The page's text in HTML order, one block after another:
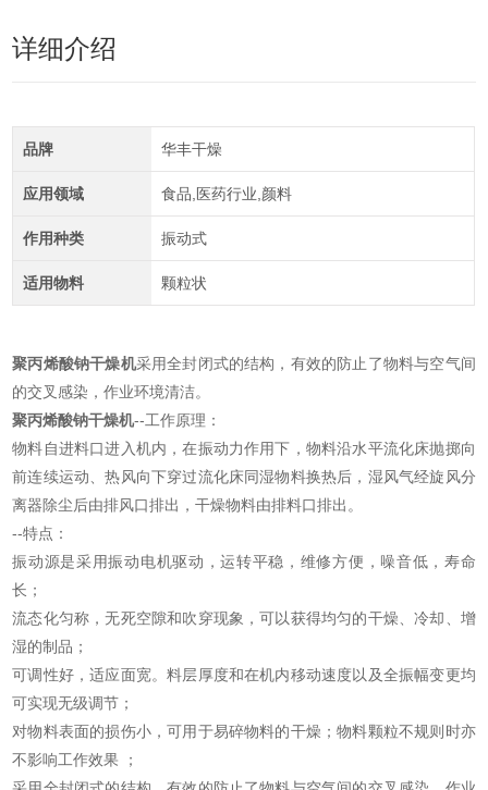
详细介绍
品牌 华丰干燥
应用领域 食品,医药行业,颜料
作用种类 振动式
适用物料 颗粒状
聚丙烯酸钠干燥机采用全封闭式的结构，有效的防止了物料与空气间
的交叉感染，作业环境清洁。
聚丙烯酸钠干燥机--工作原理：
物料自进料口进入机内，在振动力作用下，物料沿水平流化床抛掷向
前连续运动、热风向下穿过流化床同湿物料换热后，湿风气经旋风分
离器除尘后由排风口排出，干燥物料由排料口排出。
--特点：
振动源是采用振动电机驱动，运转平稳，维修方便，噪音低，寿命
长；
流态化匀称，无死空隙和吹穿现象，可以获得均匀的干燥、冷却、增
湿的制品；
可调性好，适应面宽。料层厚度和在机内移动速度以及全振幅变更均
可实现无级调节；
对物料表面的损伤小，可用于易碎物料的干燥；物料颗粒不规则时亦
不影响工作效果 ；